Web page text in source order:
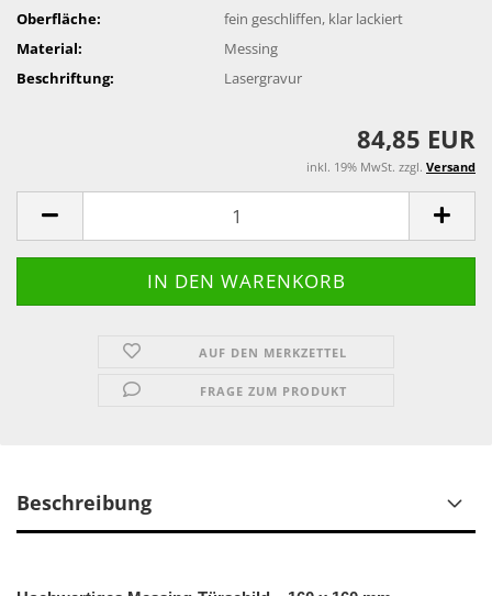
Oberfläche:
fein geschliffen, klar lackiert
Material:
Messing
Beschriftung:
Lasergravur
84,85 EUR
inkl. 19% MwSt. zzgl. Versand
AUF DEN MERKZETTEL
FRAGE ZUM PRODUKT
Beschreibung